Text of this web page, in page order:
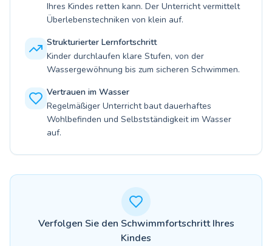
Ihres Kindes retten kann. Der Unterricht vermittelt
Überlebenstechniken von klein auf.
Strukturierter Lernfortschritt
Kinder durchlaufen klare Stufen, von der
Wassergewöhnung bis zum sicheren Schwimmen.
Vertrauen im Wasser
Regelmäßiger Unterricht baut dauerhaftes
Wohlbefinden und Selbstständigkeit im Wasser
auf.
Verfolgen Sie den Schwimmfortschritt Ihres
Kindes